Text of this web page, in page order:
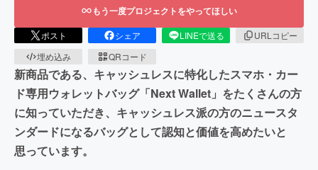
もう一度プロジェクトをやってほしい
ポスト シェア LINEで送る
URLコピー
埋め込み
QRコード
新商品である、キャッシュレスに特化したスマホ・カー
ド専用ウォレットバッグ「Next Wallet」をたくさんの方
に知っていただき、キャッシュレス派の方のニュースタ
ンダードになるバッグとして認知と価値を高めたいと
思っています。